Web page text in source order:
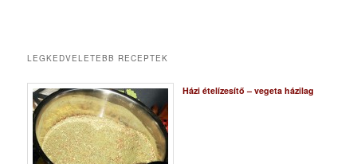
LEGKEDVELETEBB RECEPTEK
Házi ételízesítő – vegeta házilag